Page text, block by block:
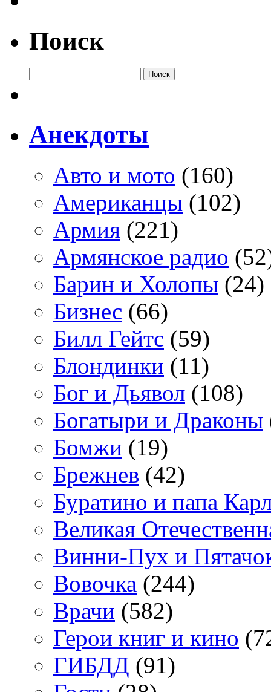
Поиск
Анекдоты
Авто и мото (160)
Американцы (102)
Армия (221)
Армянское радио
Барин и Холопы (24)
Бизнес (66)
Билл Гейтс (59)
Блондинки (11)
Бог и Дьявол (108)
Богатыри и Драконы
Бомжи (19)
Брежнев (42)
Буратино и папа
Великая
Винни-Пух и
Вовочка (244)
Врачи (582)
Герои книг и кино
ГИБДД (91)